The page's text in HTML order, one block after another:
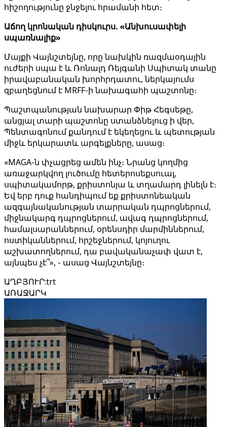
հիշողությունը ջնջելու հրամանի հետ։
Աճող կրոնական դիսկուրս. «Անխուսափելի
սպառնալիք»
Մայքի Վայնշտեյնը, որը նախկին ռազմաօդային
ուժերի սպա է և Ռոնալդ Ռեյգանի Սպիտակ տանը
իրավաբանական խորհրդատու, ներկայումս
զբաղեցնում է MRFF-ի նախագահի պաշտոնը։
Պաշտպանության նախարար Փիթ Հեգսեթը,
անցյալ տարի պաշտոնը ստանձնելուց ի վեր,
Պենտագոնում քանդում է եկեղեցու և պետության
միջև երկարատև արգելքները, ասաց։
«MAGA-ն փչացրեց ամեն ինչ։ Նրանց կողմից
առաջարկվող լուծումը հետերոսեքսուալ,
սպիտակամորթ, քրիստոնյա և տղամարդ լինելն է։
Եվ երբ դուք հանդիպում եք քրիստոնեական
ազգայնականության տարրական դպրոցներում,
միջնակարգ դպրոցներում, ավագ դպրոցներում,
համալսարաններում, օրենսդիր մարմիններում,
ոստիկաններում, հրշեջներում, կոյուղու
աշխատողներում, դա բավականաչափ վատ է,
այնպես չէ՞», - ասաց Վայնշտեյնը։
ԱՂԲՅՈՒՐ:trt
ԱՌԱՋԱՐԿ